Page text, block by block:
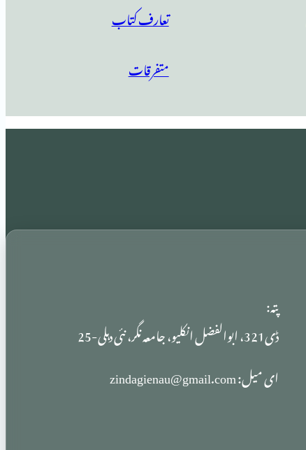
تعارف کتاب
متفرقات
پتہ:
ڈی321، ابوالفضل انکلیو، جامعہ نگر، نئی دہلی-25
ای میل: zindagienau@gmail.com